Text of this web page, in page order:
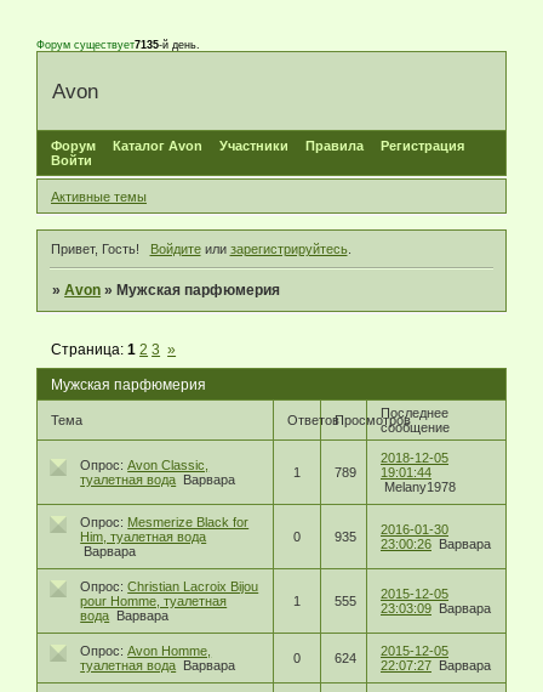
Форум существует7135-й день.
Avon
Форум Каталог Avon Участники Правила
Регистрация
Войти
Активные темы
Привет, Гость! Войдитеили зарегистрируйтесь.
»Avon » Мужская парфюмерия
Мужская парфюмерия
Страница:1 2 3 »
Тема ОтветовПросмотровПоследнее
сообщение
Опрос: Avon Classic,
туалетная вода Варвара 1 789
2018-12-05
19:01:44
Melany1978
Опрос: Mesmerize Black for
Him, туалетная вода
Варвара
0 935
2016-01-30
23:00:26 Варвара
Опрос: Christian Lacroix Bijou
pour Homme, туалетная
вода Варвара
1 555
2015-12-05
23:03:09 Варвара
Опрос: Avon Homme,
туалетная вода Варвара 0 624
2015-12-05
22:07:27 Варвара